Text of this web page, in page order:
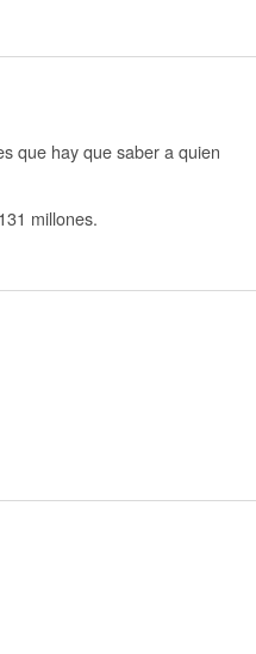
que hay que saber a quien
millones.